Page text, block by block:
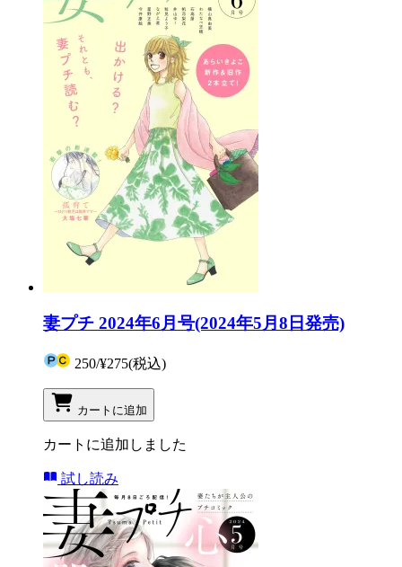
妻プチ 2024年6月号(2024年5月8日発売)
250/¥275(税込)
カートに追加
カートに追加しました
試し読み